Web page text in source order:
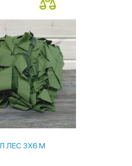
ЛЕС 3Х6 М